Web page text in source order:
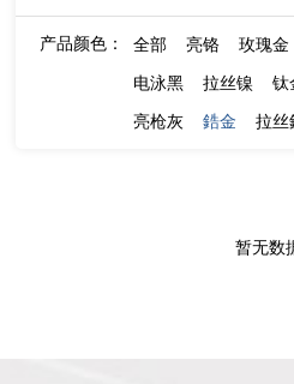
产品颜色： 全部 亮铬 玫瑰金
电泳黑
拉丝镍 钛
亮枪灰
鋯金 拉丝
暂无数